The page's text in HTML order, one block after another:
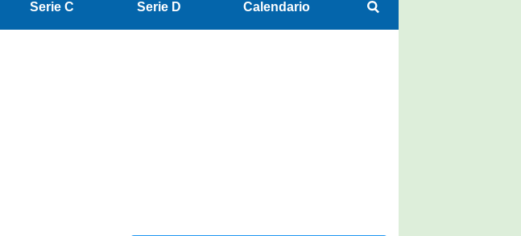
Serie C Serie D Calendario